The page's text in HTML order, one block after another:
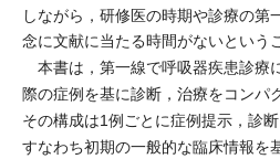
しながら，研修医の時期や診療の第
念に文献に当たる時間がないという
本書は，第一線で呼吸器疾患診療
際の症例を基に診断，治療をコンパ
その構成は1例ごとに症例提示，診
すなわち初期の一般的な臨床情報を